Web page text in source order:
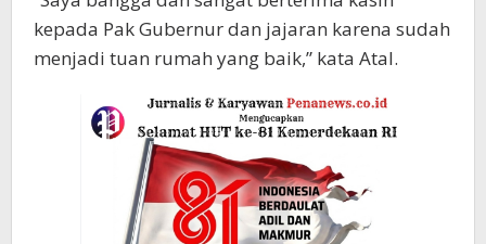
kepada Pak Gubernur dan jajaran karena sudah
menjadi tuan rumah yang baik,” kata Atal.